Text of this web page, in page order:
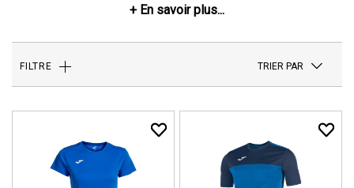
FILTRE TRIER PAR